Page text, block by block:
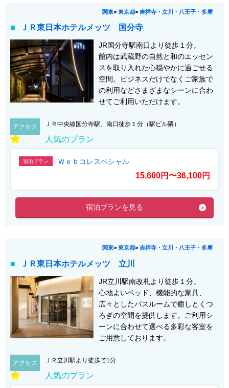
関東> 東京都> 吉祥寺・立川・八王子・多摩
ＪＲ東日本ホテルメッツ 国分寺
JR国分寺駅南口より徒歩１分。
館内は武蔵野の自然と和のエッセン
スを取り入れた心穏やかに過ごせる
空間。ビジネスだけでなくご家族で
の利用などさまざまなシーンに合わ
せてご利用いただけます。
アクセス ＪＲ中央線国分寺駅、南口徒歩１分（駅ビル隣）
人気のプラン
宿泊プラン Ｗｅｂコレスペシャル
15,600円〜36,100円
宿泊プランを見る
関東> 東京都> 吉祥寺・立川・八王子・多摩
ＪＲ東日本ホテルメッツ 立川
JR立川駅南改札より徒歩１分。
心地よいベッド、機能的な家具、
広々としたバスルームで癒しとくつ
ろぎの空間を提供します。ご利用シ
ーンに合わせて選べる多彩な客室を
ご用意しております。
アクセス ＪＲ立川駅より徒歩で1分
人気のプラン